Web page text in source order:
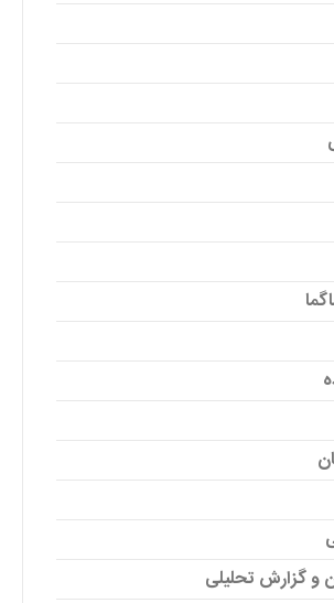
و گزارش تحلیلی